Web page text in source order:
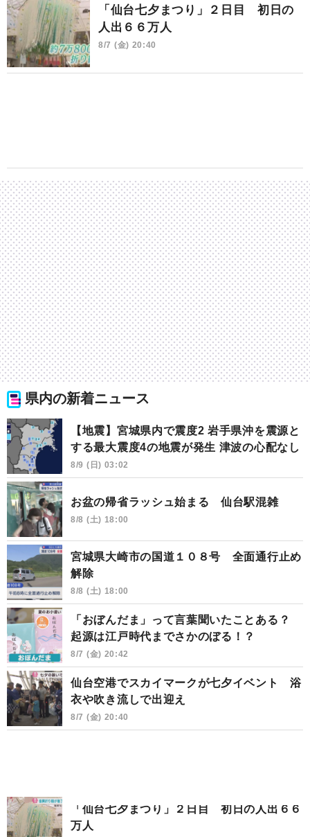
「仙台七夕まつり」２日目 初日の
人出６６万人
8/7 (金) 20:40
県内の新着ニュース
【地震】宮城県内で震度2 岩手県沖を震源と
する最大震度4の地震が発生 津波の心配なし
8/9 (日) 03:02
お盆の帰省ラッシュ始まる 仙台駅混雑
8/8 (土) 18:00
宮城県大崎市の国道１０８号 全面通行止め
解除
8/8 (土) 18:00
「おぼんだま」って言葉聞いたことある？
起源は江戸時代までさかのぼる！？
8/7 (金) 20:42
仙台空港でスカイマークが七夕イベント 浴
衣や吹き流しで出迎え
8/7 (金) 20:40
「仙台七夕まつり」２日目 初日の人出６６
万人